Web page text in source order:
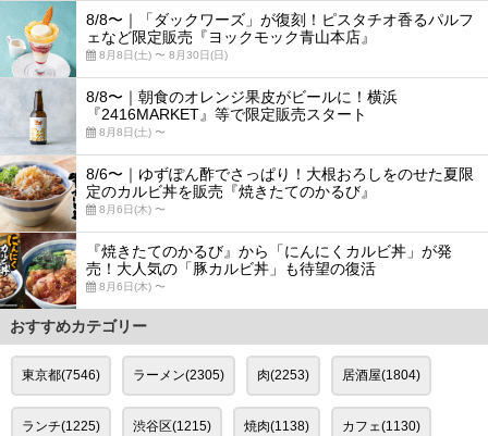
8/8〜｜「ダックワーズ」が復刻！ピスタチオ香るパルフ
ェなど限定販売『ヨックモック青山本店』
8月8日(土) 〜 8月30日(日)
8/8〜｜朝食のオレンジ果皮がビールに！横浜
『2416MARKET』等で限定販売スタート
8月8日(土) 〜
8/6〜｜ゆずぽん酢でさっぱり！大根おろしをのせた夏限
定のカルビ丼を販売『焼きたてのかるび』
8月6日(木) 〜
『焼きたてのかるび』から「にんにくカルビ丼」が発
売！大人気の「豚カルビ丼」も待望の復活
8月6日(木) 〜
おすすめカテゴリー
東京都(7546) ラーメン(2305) 肉(2253) 居酒屋(1804)
ランチ(1225) 渋谷区(1215) 焼肉(1138) カフェ(1130)